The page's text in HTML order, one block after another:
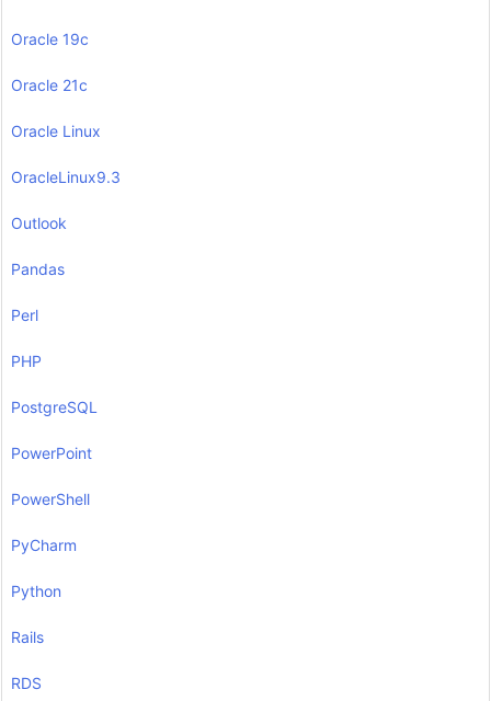
Oracle 19c
Oracle 21c
Oracle Linux
OracleLinux9.3
Outlook
Pandas
Perl
PHP
PostgreSQL
PowerPoint
PowerShell
PyCharm
Python
Rails
RDS